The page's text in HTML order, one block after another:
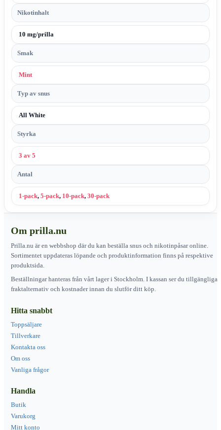
Nikotinhalt
10 mg/prilla
Smak
Mint
Typ av snus
All White
Styrka
3 av 5
Antal
1-pack, 5-pack, 10-pack, 30-pack
Om prilla.nu
Prilla.nu är en webbshop där du kan beställa snus och nikotinpåsar online.
Sortimentet uppdateras löpande och produktinformation finns på respektive
produktsida.
Beställningar hanteras från vårt lager i Stockholm. I kassan ser du tillgängliga
fraktalternativ och kostnader innan du slutför ditt köp.
Hitta snabbt
Toppsäljare
Tillverkare
Kontakta oss
Om oss
Vanliga frågor
Handla
Butik
Varukorg
Mitt konto